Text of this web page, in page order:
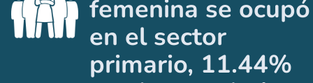
femenina se ocupó
en el sector
primario, 11.44%